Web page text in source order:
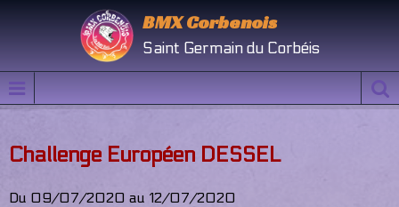
BMX Corbenois
Saint Germain du Corbéis
Challenge Européen DESSEL
Du 09/07/2020 au 12/07/2020